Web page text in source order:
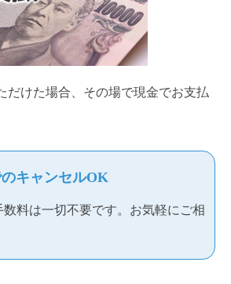
だけた場合、その場で現金でお支払
キャンセルOK
料は一切不要です。お気軽にご相